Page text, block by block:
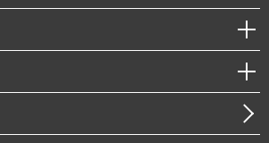
・コンプライアンス）・防災（政策）
連）